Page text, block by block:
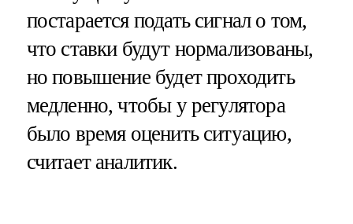
постарается подать сигнал о том,
что ставки будут нормализованы,
но повышение будет проходить
медленно, чтобы у регулятора
было время оценить ситуацию,
считает аналитик.